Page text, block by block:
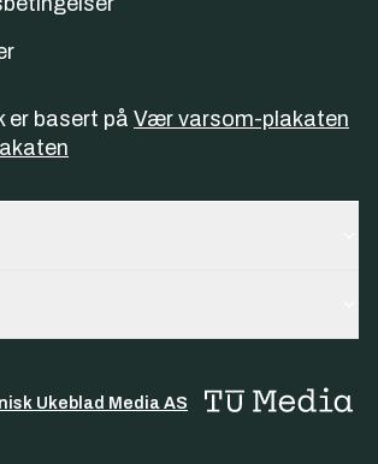
er basert på Vær varsom-plakaten
Ukeblad Media AS